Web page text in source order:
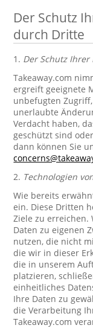
Der Schutz
durch Dritte
1. Der Schutz Ihrer
Takeaway.com
ergreift geeignete
unbefugten
unerlaubte
Verdacht haben,
geschützt sind
dann können Sie
2. Technologien
Wie bereits
ein. Diese Dritten
Ziele zu erreichen.
Daten zu eigenen
nutzen, die nicht
die wir in dieser
die in unserem
platzieren,
einheitliches
Ihre Daten zu
die Verarbeitung
Takeaway.com